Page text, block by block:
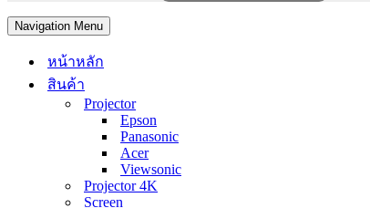
Navigation Menu
หน้าหลัก
สินค้า
Projector
Epson
Panasonic
Acer
Viewsonic
Projector 4K
Screen